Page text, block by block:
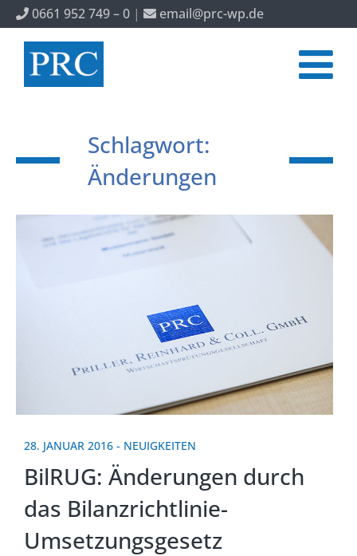
0661 952 749 – 0 | email@prc-wp.de
Schlagwort:
Änderungen
28. JANUAR 2016 - NEUIGKEITEN
BilRUG: Änderungen durch
das Bilanzrichtlinie-
Umsetzungsgesetz